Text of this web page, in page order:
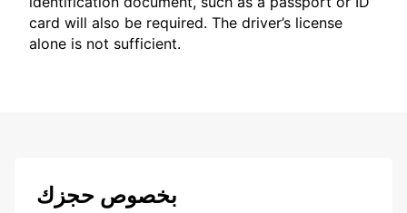
card will also be required. The driver’s license
alone is not sufficient.
بخصوص حجزك